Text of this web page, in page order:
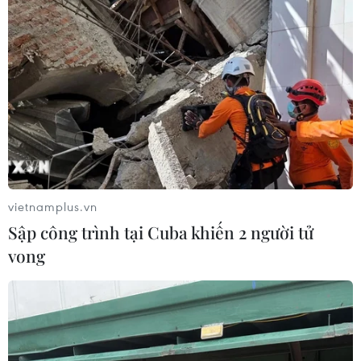
04/08/2026 15:54
Pháp ghi nhận tháng 7 nóng nhất
trong lịch sử
04/08/2026 15:17
Tây Ban Nha phát trực tiếp nhật thực
toàn phần từ độ cao 9.000 m
04/08/2026 13:23
Tàu chở hàng của Thổ Nhĩ Kỳ bị tấn
công trên Biển Đen
04/08/2026 05:54
vietnamplus.vn
Sập công trình tại Cuba khiến 2 người tử
vong